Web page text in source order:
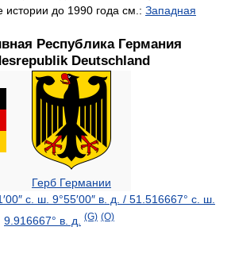
до 1990 года см.: Западная
Республика Германия
Deutschland
Герб Германии
с. ш. 9°55′00″ в. д. / 51.516667° с. ш.
9.916667° в. д.
(G) (O)